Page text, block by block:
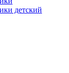
детский